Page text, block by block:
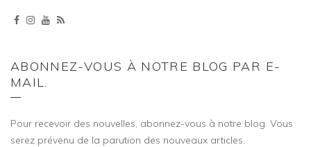
ABONNEZ-VOUS À NOTRE BLOG PAR E-
MAIL.
Pour recevoir des nouvelles, abonnez-vous à notre blog. Vous
serez prévenu de la parution des nouveaux articles.